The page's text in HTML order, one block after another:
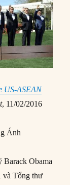
US-ASEAN
, 11/02/2016
Ánh
Barack Obama
và Tổng thư